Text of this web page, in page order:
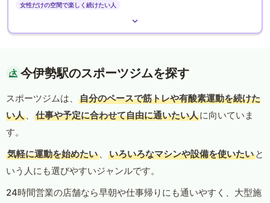
女性だけの空間で楽しく続けたい人
今伊勢駅のスポーツジムを探す
スポーツジムは、
自分のペースで筋トレや有酸素運動を続けた
い人 、 仕事や予定に合わせて自由に通いたい人に向いていま
す。
気軽に運動を始めたい 、 いろいろなマシンや設備を使いたい と
いう人にも選びやすいジャンルです。
24時間営業の店舗なら早朝や仕事帰りにも通いやすく、大型施